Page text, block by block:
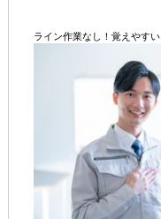
ライン作業なし！覚えやすい